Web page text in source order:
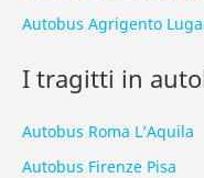
Autobus Agrigento
I tragitti in
Autobus Roma L’Aquila
Autobus Firenze Pisa